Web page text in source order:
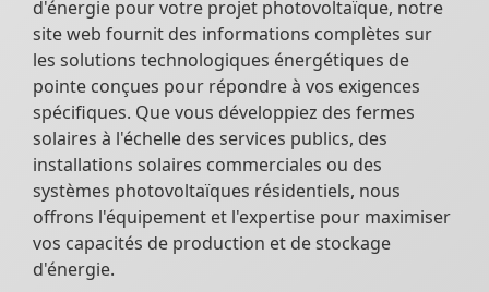
d'énergie pour votre projet photovoltaïque, notre
site web fournit des informations complètes sur
les solutions technologiques énergétiques de
pointe conçues pour répondre à vos exigences
spécifiques. Que vous développiez des fermes
solaires à l'échelle des services publics, des
installations solaires commerciales ou des
systèmes photovoltaïques résidentiels, nous
offrons l'équipement et l'expertise pour maximiser
vos capacités de production et de stockage
d'énergie.